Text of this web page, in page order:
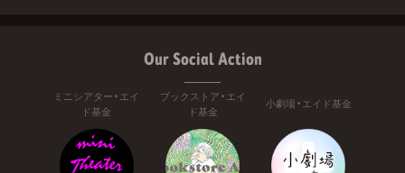
Our Social Action
ミニシアター・エイ
ド基金
ブックストア・エイ
ド基金
小劇場・エイド基金